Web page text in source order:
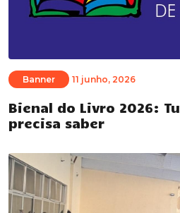
Banner 11 junho, 2026
Bienal do Livro 2026:
precisa saber